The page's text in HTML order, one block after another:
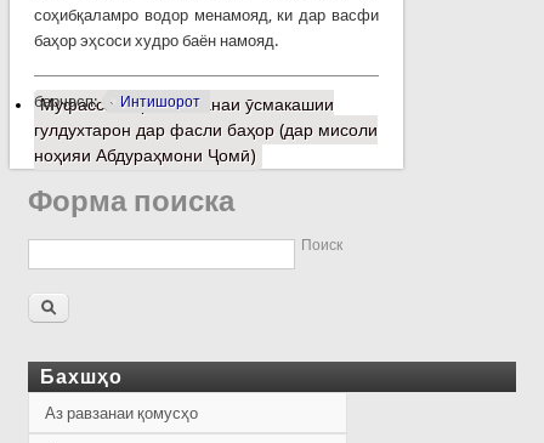
соҳибқаламро водор менамояд, ки дар васфи
баҳор эҳсоси худро баён намояд.
барчасп: Интишорот
Муфассалтаро Анъанаи ӯсмакашии
гулдухтарон дар фасли баҳор (дар мисоли
ноҳияи Абдураҳмони Ҷомӣ)
Форма поиска
Поиск
Бахшҳо
Аз равзанаи қомусҳо